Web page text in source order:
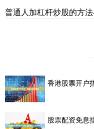
普通人加杠杆炒股的方
香港股票开户
股票配资免息